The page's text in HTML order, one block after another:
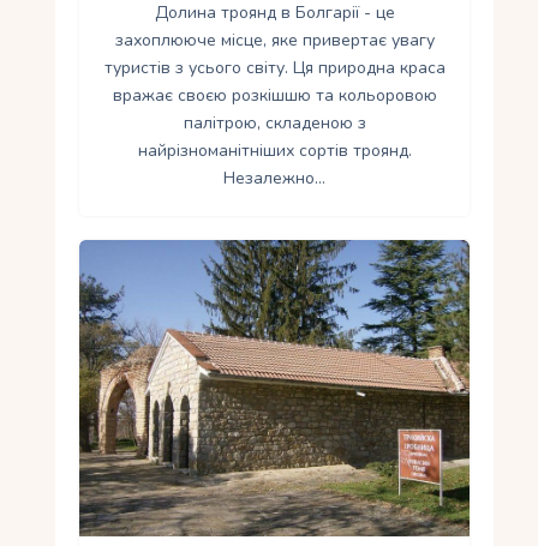
Долина троянд в Болгарії - це
захоплююче місце, яке привертає увагу
туристів з усього світу. Ця природна краса
вражає своєю розкішшю та кольоровою
палітрою, складеною з
найрізноманітніших сортів троянд.
Незалежно…